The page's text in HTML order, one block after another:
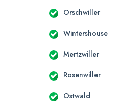
Orschwiller
Wintershouse
Mertzwiller
Rosenwiller
Ostwald